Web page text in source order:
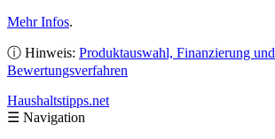
Mehr Infos.
ⓘ Hinweis: Produktauswahl, Finanzierung und
Bewertungsverfahren
Haushaltstipps.net
☰ Navigation